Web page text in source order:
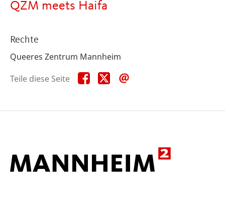
QZM meets Haifa
Rechte
Queeres Zentrum Mannheim
Teile diese Seite
Teile
diese
Teile
diese